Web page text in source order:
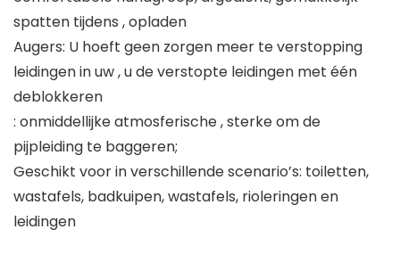
spatten tijdens , opladen
Augers: U hoeft geen zorgen meer te verstopping
leidingen in uw , u de verstopte leidingen met één
deblokkeren
: onmiddellijke atmosferische , sterke om de
pijpleiding te baggeren;
Geschikt voor in verschillende scenario’s: toiletten,
wastafels, badkuipen, wastafels, rioleringen en
leidingen